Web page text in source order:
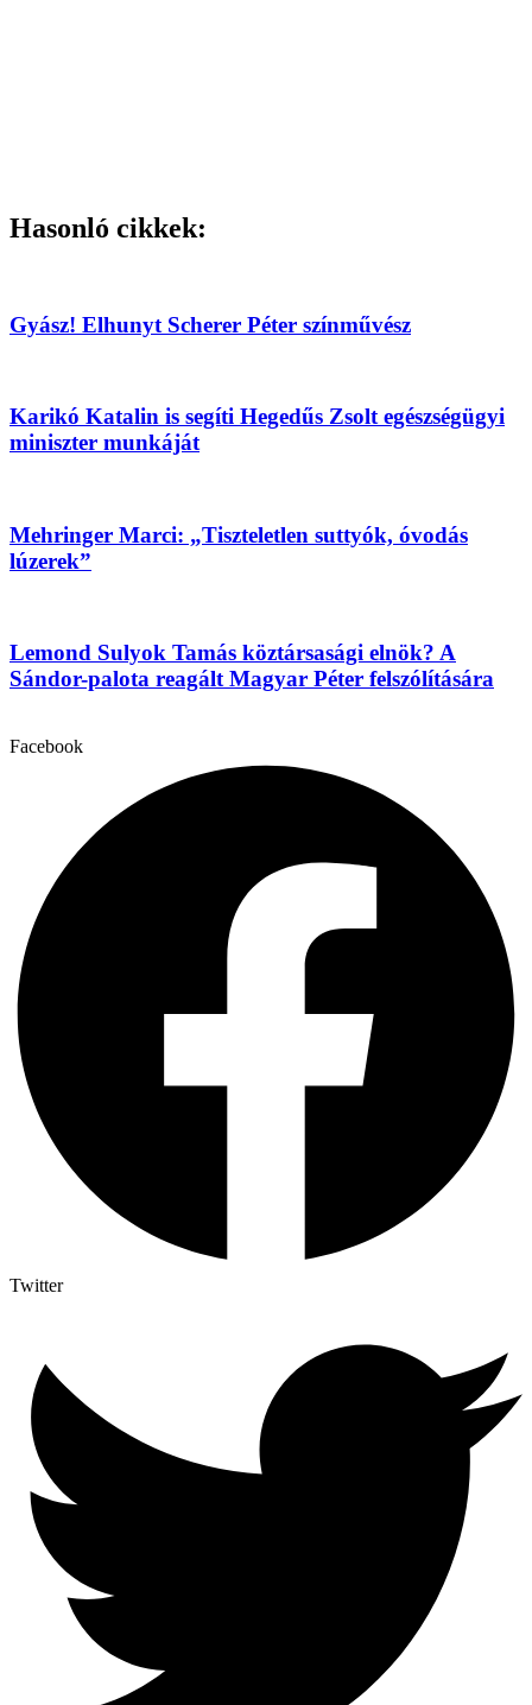
Hasonló cikkek:
Gyász! Elhunyt Scherer Péter színművész
Karikó Katalin is segíti Hegedűs Zsolt egészségügyi
miniszter munkáját
Mehringer Marci: „Tiszteletlen suttyók, óvodás
lúzerek”
Lemond Sulyok Tamás köztársasági elnök? A
Sándor-palota reagált Magyar Péter felszólítására
Facebook
Twitter